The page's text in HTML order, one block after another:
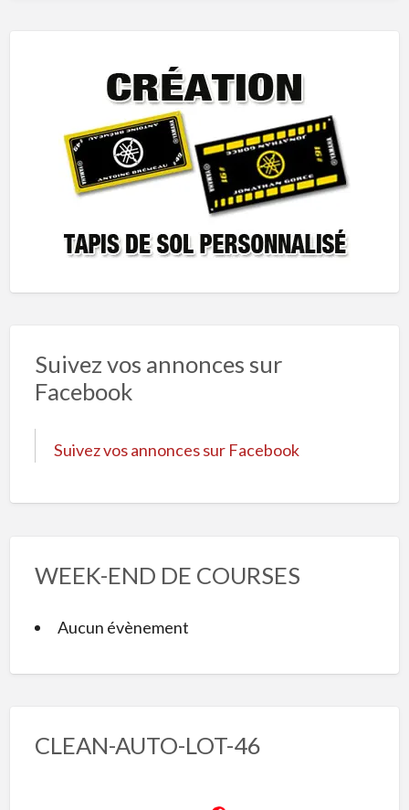
Suivez vos annonces sur
Facebook
Suivez vos annonces sur Facebook
WEEK-END DE COURSES
Aucun évènement
CLEAN-AUTO-LOT-46